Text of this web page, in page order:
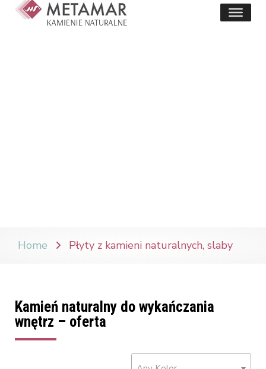
Home Płyty z kamieni naturalnych, slaby
Kamień naturalny do wykańczania
wnętrz – oferta